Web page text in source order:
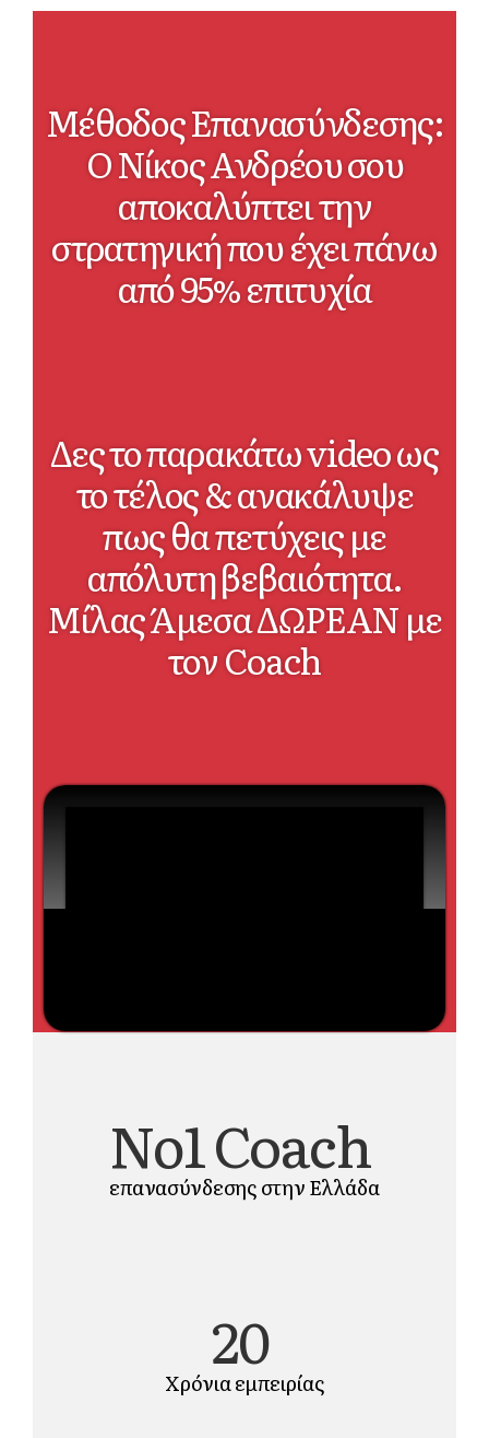
Μέθοδος Επανασύνδεσης:
Ο Νίκος Ανδρέου σου
αποκαλύπτει την
στρατηγική που έχει πάνω
από 95% επιτυχία
Δες το παρακάτω video ως
το τέλος & ανακάλυψε
πως θα πετύχεις με
απόλυτη βεβαιότητα.
Μίλας Άμεσα ΔΩΡΕΑΝ με
τον Coach
Νο1 Coach
επανασύνδεσης στην Ελλάδα
20
Χρόνια εμπειρίας